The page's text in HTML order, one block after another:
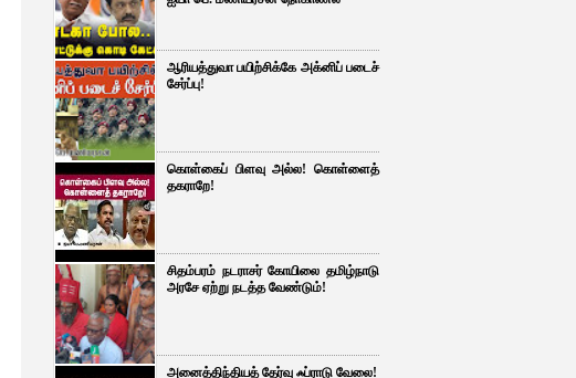
ஆரியத்துவா பயிற்சிக்கே அக்னிப் படைச்
சேர்ப்பு!
கொள்கைப் பிளவு அல்ல! கொள்ளைத்
தகராறே!
சிதம்பரம் நடராசர் கோயிலை தமிழ்நாடு
அரசே ஏற்று நடத்த வேண்டும்!
அனைத்திந்தியத் தேர்வு ஃப்ராடு வேலை!